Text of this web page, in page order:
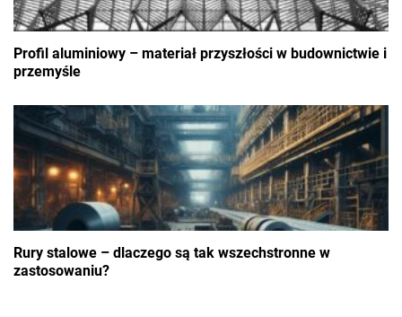
Profil aluminiowy – materiał przyszłości w budownictwie i
przemyśle
Rury stalowe – dlaczego są tak wszechstronne w
zastosowaniu?